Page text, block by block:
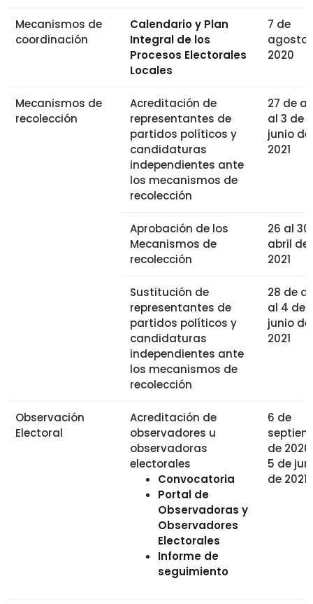
Mecanismos de
coordinación
Calendario y Plan
Integral de los
Procesos Electorales
Locales
7 de
agosto
2020
Mecanismos de
recolección
Acreditación de
representantes de
partidos políticos y
candidaturas
independientes ante
los mecanismos de
recolección
27 de
al 3 de
junio de
2021
Aprobación de los
Mecanismos de
recolección
26 al
abril de
2021
Sustitución de
representantes de
partidos políticos y
candidaturas
independientes ante
los mecanismos de
recolección
28 de
al 4 de
junio de
2021
Observación
Electoral
Acreditación de
observadores u
observadoras
electorales
Convocatoria
Portal de
Observadoras y
Observadores
Electorales
Informe de
seguimiento
6 de
de
5 de
de 2021